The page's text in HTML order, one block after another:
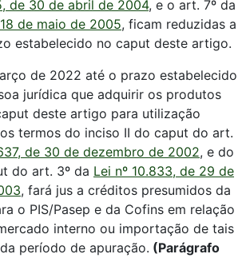
de 30 de abril de 2004, e o art. 7º da
18 de maio de 2005, ficam reduzidas a
estabelecido no caput deste artigo.
de 2022 até o prazo estabelecido
jurídica que adquirir os produtos
deste artigo para utilização
termos do inciso II do caput do art.
de 30 de dezembro de 2002, e do
do art. 3º da Lei nº 10.833, de 29 de
, fará jus a créditos presumidos da
o PIS/Pasep e da Cofins em relação
interno ou importação de tais
período de apuração. (Parágrafo